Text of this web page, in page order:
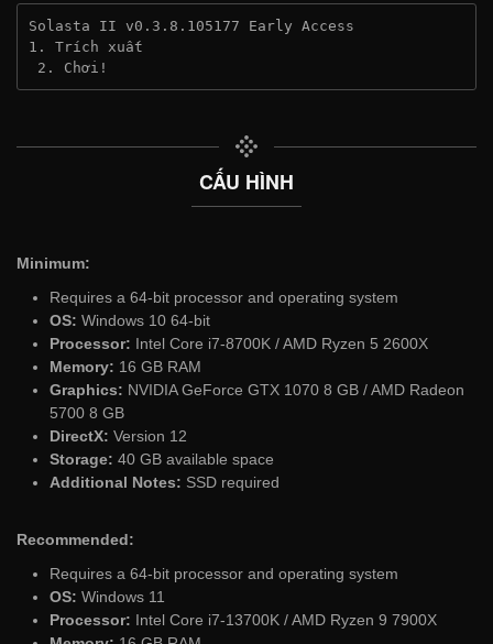
Solasta II v0.3.8.105177 Early Access
1. Trích xuất
2. Chơi!
CẤU HÌNH
Minimum:
Requires a 64-bit processor and operating system
OS: Windows 10 64-bit
Processor: Intel Core i7-8700K / AMD Ryzen 5 2600X
Memory: 16 GB RAM
Graphics: NVIDIA GeForce GTX 1070 8 GB / AMD Radeon
5700 8 GB
DirectX: Version 12
Storage: 40 GB available space
Additional Notes: SSD required
Recommended:
Requires a 64-bit processor and operating system
OS: Windows 11
Processor: Intel Core i7-13700K / AMD Ryzen 9 7900X